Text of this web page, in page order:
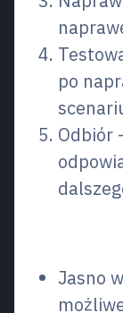
po
Odbiór
Jasno